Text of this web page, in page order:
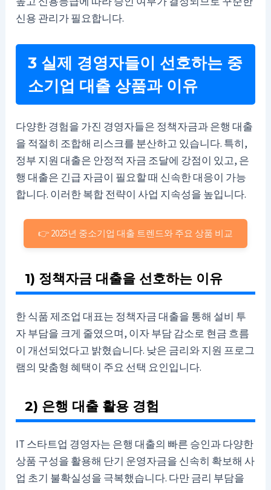
신용 관리가 필요합니다.
3 실제 경영자들이 선호하는 중
소기업 대출 상품과 이유
다양한 경험을 가진 경영자들은 정책자금과 은행 대출
을 적절히 조합해 리스크를 분산하고 있습니다. 특히,
정부 지원 대출은 안정적 자금 조달에 강점이 있고, 은
행 대출은 긴급 자금이 필요할 때 신속한 대응이 가능
합니다. 이러한 복합 전략이 사업 지속성을 높입니다.
👉 2025년 중소기업 대출 트렌드와 주요 상품 비교
1) 정책자금 대출을 선호하는 이유
한 식품 제조업 대표는 정책자금 대출을 통해 설비 투
자 부담을 크게 줄였으며, 이자 부담 감소로 현금 흐름
이 개선되었다고 밝혔습니다. 낮은 금리와 지원 프로그
램의 맞춤형 혜택이 주요 선택 요인입니다.
2) 은행 대출 활용 경험
IT 스타트업 경영자는 은행 대출의 빠른 승인과 다양한
상품 구성을 활용해 단기 운영자금을 신속히 확보해 사
업 초기 불확실성을 극복했습니다. 다만 금리 부담을